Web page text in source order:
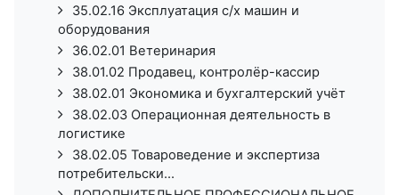
35.02.16 Эксплуатация с/х машин и
оборудования
36.02.01 Ветеринария
38.01.02 Продавец, контролёр-кассир
38.02.01 Экономика и бухгалтерский учёт
38.02.03 Операционная деятельность в
логистике
38.02.05 Товароведение и экспертиза
потребительски...